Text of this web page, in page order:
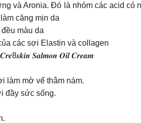
và Aronia. Đó là nhóm các acid
căng mịn da
màu da
các sợi Elastin và collagen
𝑺𝒂𝒍𝒎𝒐𝒏 𝑶𝒊𝒍 𝑪𝒓𝒆𝒂𝒎
làm mờ vế thâm nám.
đầy sức sống.